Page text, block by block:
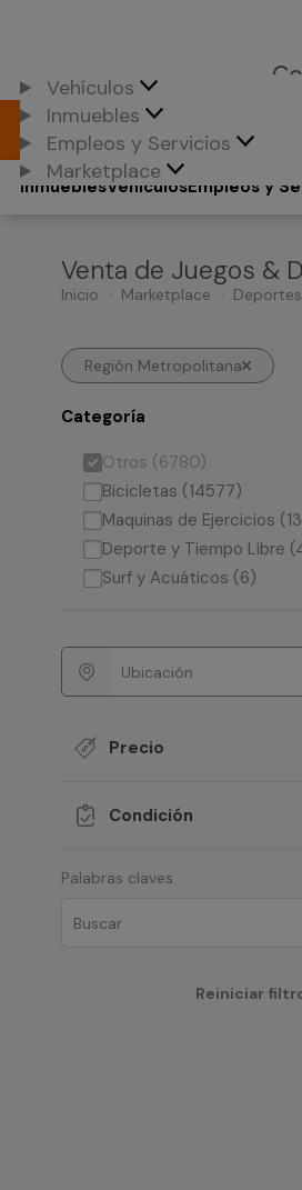
Vehículos
Inmuebles
Empleos y Servicios
Marketplace
Vehículos
Inmuebles Empleos y
Venta de Juegos &
Inicio Marketplace Deportes
Región Metropolitana
Categoría
Otros (6780)
Bicicletas (14577)
Maquinas de Ejercicios
Deporte y Tiempo Libre
Surf y Acuáticos (6)
Precio
Condición
Palabras claves
Reiniciar